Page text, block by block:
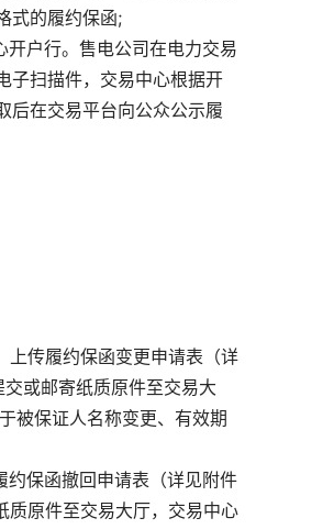
式的履约保函;
户行。售电公司在电力交易
子扫描件，交易中心根据开
后在交易平台向公众公示履
上传履约保函变更申请表（详
或邮寄纸质原件至交易大
被保证人名称变更、有效期
约保函撤回申请表（详见附件
质原件至交易大厅，交易中心